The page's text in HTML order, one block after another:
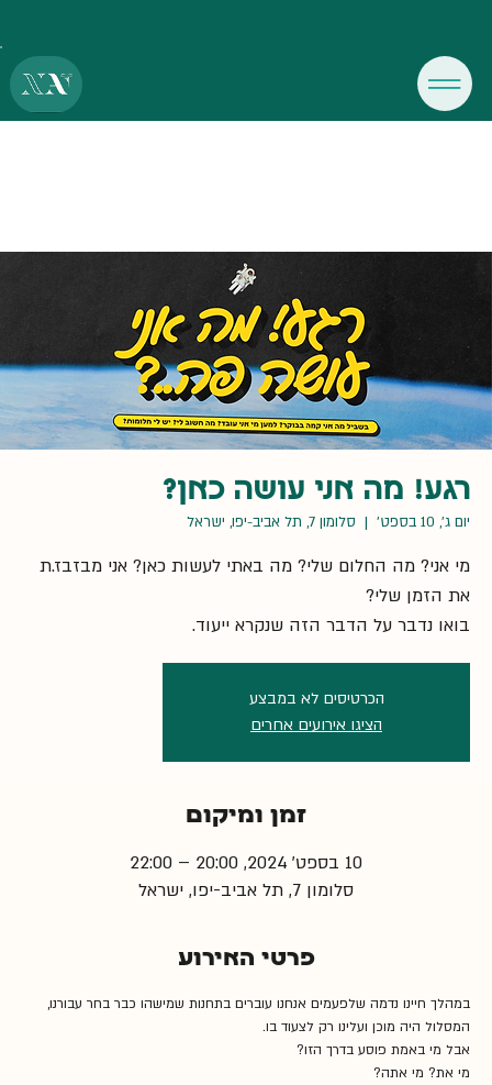
רגע! מה אני עושה כאן?
יום ג׳, 10 בספט׳
  |
סלומון 7, תל אביב-יפו, ישראל
מי אני? מה החלום שלי? מה באתי לעשות כאן? אני מבזבז.ת
בואו נדבר על הדבר הזה שנקרא ייעוד.
הכרטיסים לא במבצע
הציגו אירועים אחרים
זמן ומיקום
10 בספט׳ 2024, 20:00 – 22:00
סלומון 7, תל אביב-יפו, ישראל
פרטי האירוע
במהלך חיינו נדמה שלפעמים אנחנו עוברים בתחנות שמישהו כבר בחר עבורנו,
המסלול היה מוכן ועלינו רק לצעוד בו.
אבל מי באמת פוסע בדרך הזו?
מי את? מי אתה?